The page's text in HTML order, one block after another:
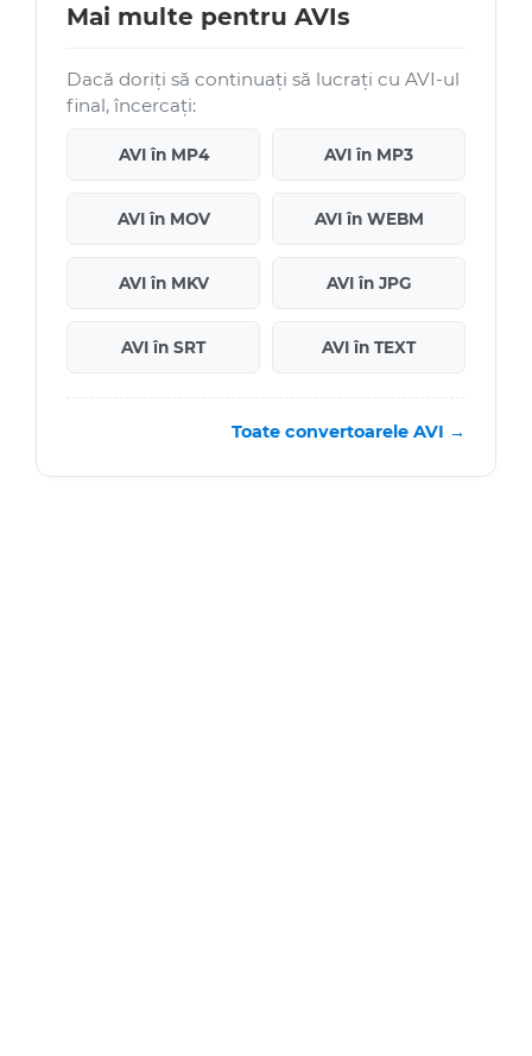
Mai multe pentru AVIs
Dacă doriți să continuați să lucrați cu AVI-ul
final, încercați:
AVI în MP4 AVI în MP3
AVI în MOV AVI în WEBM
AVI în MKV AVI în JPG
AVI în SRT AVI în TEXT
Toate convertoarele AVI →